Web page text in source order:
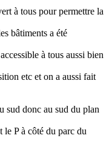
à tous pour permettre la
bâtiments a été
à tous aussi bien
etc et on a aussi fait
sud donc au sud du plan
le P à côté du parc du